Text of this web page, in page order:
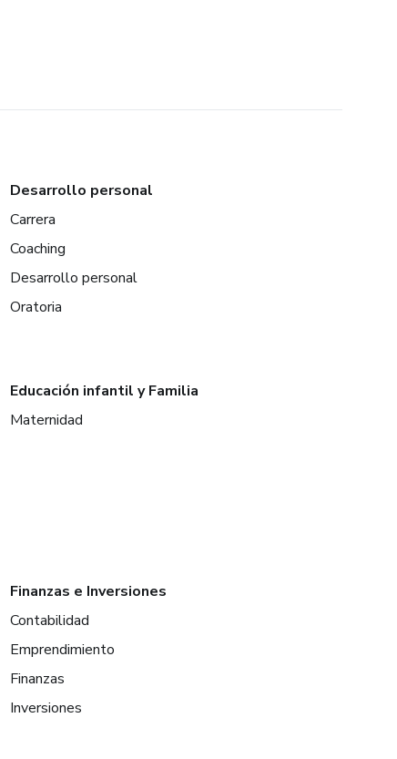
Desarrollo personal
Carrera
Coaching
Desarrollo personal
Oratoria
Educación infantil y Familia
Maternidad
Finanzas e Inversiones
Contabilidad
Emprendimiento
Finanzas
Inversiones